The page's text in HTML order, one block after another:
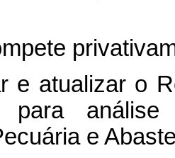
e atualizar o
para
e